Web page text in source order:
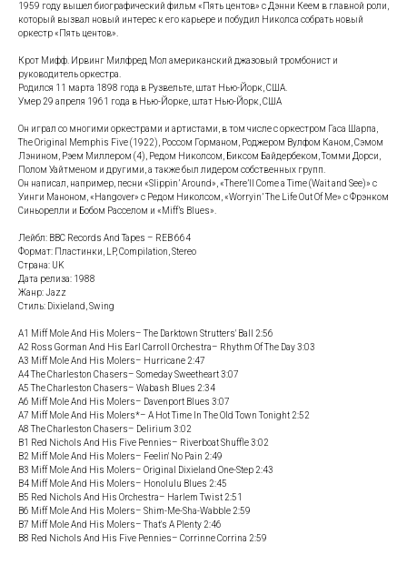
1959 году вышел биографический фильм «Пять центов» с Дэнни Кеем в главной роли,
который вызвал новый интерес к его карьере и побудил Николса собрать новый
оркестр «Пять центов».
Крот Мифф. Ирвинг Милфред Мол американский джазовый тромбонист и
руководитель оркестра.
Родился 11 марта 1898 года в Рузвельте, штат Нью-Йорк, США.
Умер 29 апреля 1961 года в Нью-Йорке, штат Нью-Йорк, США
Он играл со многими оркестрами и артистами, в том числе с оркестром Гаса Шарпа,
The Original Memphis Five (1922), Россом Горманом, Роджером Вулфом Каном, Сэмом
Лэнином, Рэем Миллером (4), Редом Николсом, Биксом Байдербеком, Томми Дорси,
Полом Уайтменом и другими, а также был лидером собственных групп.
Он написал, например, песни «Slippin’ Around», «There’ll Come a Time (Wait and See)» с
Уинги Маноном, «Hangover» с Редом Николсом, «Worryin’ The Life Out Of Me» с Фрэнком
Синьорелли и Бобом Расселом и «Miff’s Blues».
Лейбл: BBC Records And Tapes – REB 664
Формат: Пластинки, LP, Compilation, Stereo
Страна: UK
Дата релиза: 1988
Жанр: Jazz
Стиль: Dixieland, Swing
A1 Miff Mole And His Molers– The Darktown Strutters' Ball 2:56
A2 Ross Gorman And His Earl Carroll Orchestra– Rhythm Of The Day 3:03
A3 Miff Mole And His Molers– Hurricane 2:47
A4 The Charleston Chasers– Someday Sweetheart 3:07
A5 The Charleston Chasers– Wabash Blues 2:34
A6 Miff Mole And His Molers– Davenport Blues 3:07
A7 Miff Mole And His Molers*– A Hot Time In The Old Town Tonight 2:52
A8 The Charleston Chasers– Delirium 3:02
B1 Red Nichols And His Five Pennies– Riverboat Shuffle 3:02
B2 Miff Mole And His Molers– Feelin' No Pain 2:49
B3 Miff Mole And His Molers– Original Dixieland One-Step 2:43
B4 Miff Mole And His Molers– Honolulu Blues 2:45
B5 Red Nichols And His Orchestra– Harlem Twist 2:51
B6 Miff Mole And His Molers– Shim-Me-Sha-Wabble 2:59
B7 Miff Mole And His Molers– That's A Plenty 2:46
B8 Red Nichols And His Five Pennies– Corrinne Corrina 2:59